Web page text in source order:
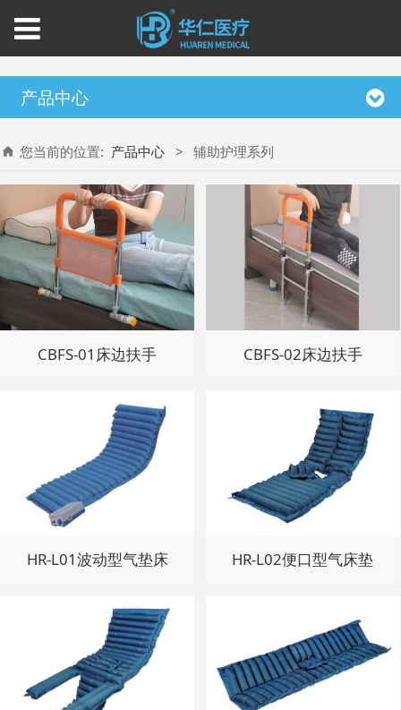
产品中心
您当前的位置: 产品中心 > 辅助护理系列
CBFS-01床边扶手 CBFS-02床边扶手
HR-L01波动型气垫床 HR-L02便口型气床垫